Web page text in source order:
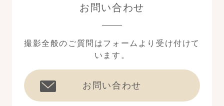
お問い合わせ
撮影全般のご質問はフォームより受け付けて
います。
お問い合わせ